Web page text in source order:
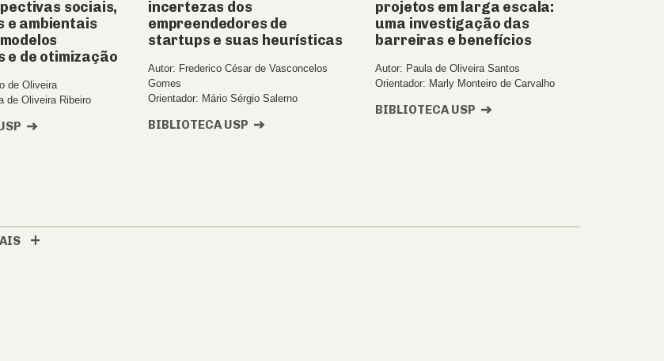
sociais,
e ambientais
e de otimização
de Oliveira
de Oliveira Ribeiro
incertezas dos
empreendedores de
startups e suas heurísticas
Autor: Frederico César de Vasconcelos
Gomes
Orientador: Mário Sérgio Salerno
BIBLIOTECA USP
projetos em larga escala:
uma investigação das
barreiras e benefícios
Autor: Paula de Oliveira Santos
Orientador: Marly Monteiro de Carvalho
BIBLIOTECA USP